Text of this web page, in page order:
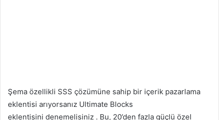
Şema özellikli SSS çözümüne sahip bir içerik pazarlama
eklentisi arıyorsanız Ultimate Blocks
eklentisini denemelisiniz . Bu, 20’den fazla güçlü özel